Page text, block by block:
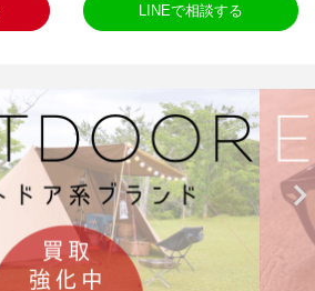
LINEで相談する
